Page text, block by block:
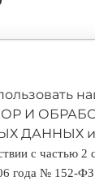
И
ДАННЫХ и
с частью 2
года № 152-